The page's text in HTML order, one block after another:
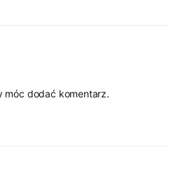
móc dodać komentarz.